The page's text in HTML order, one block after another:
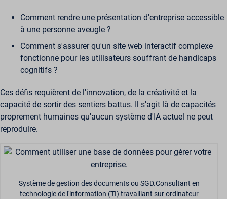
Comment rendre une présentation d'entreprise accessible
à une personne aveugle ?
Comment s'assurer qu'un site web interactif complexe
fonctionne pour les utilisateurs souffrant de handicaps
cognitifs ?
Ces défis requièrent de l'innovation, de la créativité et la
capacité de sortir des sentiers battus. Il s'agit là de capacités
proprement humaines qu'aucun système d'IA actuel ne peut
reproduire.
Système de gestion des documents ou SGD.Consultant en
technologie de l'information (TI) travaillant sur ordinateur